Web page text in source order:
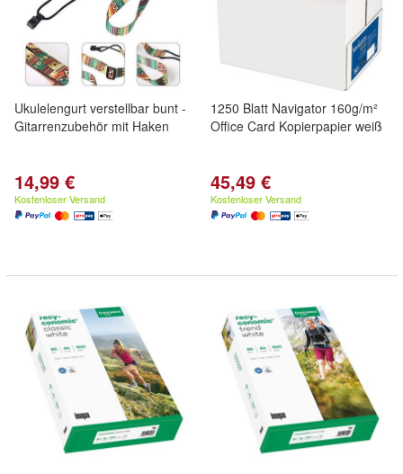
Ukulelengurt verstellbar bunt -
Gitarrenzubehör mit Haken
14,99 €
Kostenloser Versand
1250 Blatt Navigator 160g/m²
Office Card Kopierpapier weiß
45,49 €
Kostenloser Versand